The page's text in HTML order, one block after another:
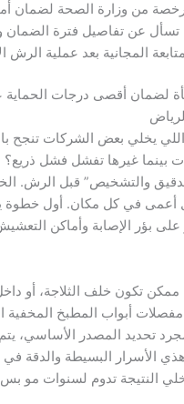
من وزارة الصحة لضمان
تسأل عن تفاصيل فترة الضمان
المجانية بعد عملية الرش
لضمان أقصى درجات
يخلي بعض الشركات تنجح
بينما غيرها تفشل فشل ذريع؟
والتشخيص” قبل الرش.
في كل مكان. أول خطوة
بؤر الإصابة وأماكن
ممكن تكون خلف الثلاجة، أو
أبواب المطبخ المخفية
تحديد المصدر الأساسي،
الأسرار البسيطة والدقة
النتيجة تدوم لسنوات مو بس